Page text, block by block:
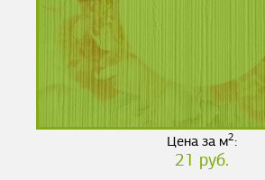
Цена за м2:
21 руб.